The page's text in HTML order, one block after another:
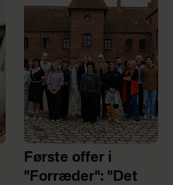
Første offer i
"Forræder": "Det